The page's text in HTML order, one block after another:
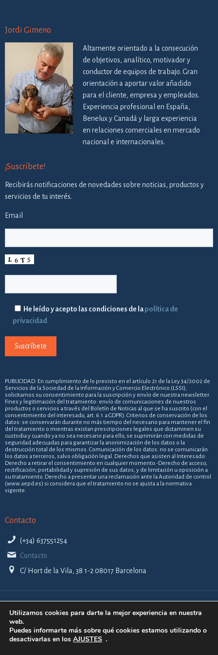
Jordi Gimeno
Altamente orientado a la consecución
de objetivos, analítico, motivador y
conductor de equipos de trabajo. Gran
orientación a aportar valor añadido
para el cliente, empresa y empleados.
Experiencia profesional en España,
Benelux y Canadá y larga experiencia
en relaciones comerciales en mercado
nacional e internacionales.
¡Suscríbete!
Recibirás notificaciones de novedades sobre noticias, productos y
servicios de tu interés.
Email
He leído y acepto las condiciones de lapolítica de
privacidad
PUBLICIDAD: En cumplimiento de lo previsto en el artículo 21 de la Ley 34/2002 de
Servicios de la Sociedad de la Información y Comercio Electrónico (LSSI),
solicitamos su consentimiento para la suscripción y envío de nuestra newsletter.
Fines y legitimación del tratamiento: envío de comunicaciones de nuestros
productos o servicios a través del Boletín de Noticas al que se ha suscrito (con el
consentimiento del interesado, art. 6.1.a GDPR). Criterios de conservación de los
datos: se conservarán durante no más tiempo del necesario para mantener el fin
del tratamiento o mientras existan prescripciones legales que dictaminen su
custodia y cuando ya no sea necesario para ello, se suprimirán con medidas de
seguridad adecuadas para garantizar la anonimización de los datos o la
destrucción total de los mismos. Comunicación de los datos: no se comunicarán
los datos a terceros, salvo obligación legal. Derechos que asisten al Interesado:
Derecho a retirar el consentimiento en cualquier momento.-Derecho de acceso,
rectificación, portabilidad y supresión de sus datos, y de limitación u oposición a
su tratamiento. Derecho a presentar una reclamación ante la Autoridad de control
(www.aepd.es) si considera que el tratamiento no se ajusta a la normativa
vigente.
Contacto
(+34) 637551254
Contacto
C/ Hort de la Vila, 38 1-2 08017 Barcelona
© 2019 Jglobal 2013, S.L. Todos los derechos reservados.
Utilizamos cookies para darte la mejor experiencia en nuestra
web.
Puedes informarte más sobre qué cookies estamos utilizando o
desactivarlas en los AJUSTES .